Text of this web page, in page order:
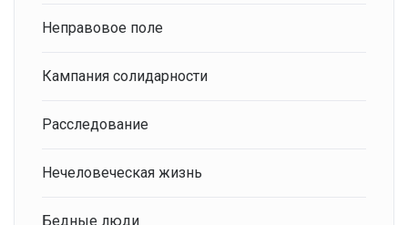
Неправовое поле
Кампания солидарности
Расследование
Нечеловеческая жизнь
Бедные люди